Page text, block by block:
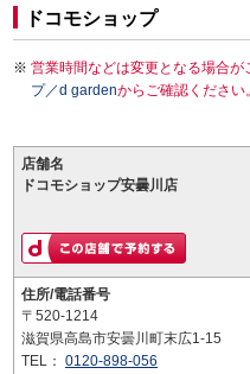
ドコモショップ
営業時間などは変更となる場合が
プ／d gardenからご確認ください。
店舗名
ドコモショップ安曇川店
住所/電話番号
〒520-1214
滋賀県高島市安曇川町末広1-15
TEL： 0120-898-056